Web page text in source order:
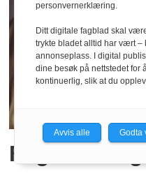
personvernerklæring.
Ditt digitale fagblad skal
trykte bladet alltid har vært
annonseplass. I digital
dine besøk på nettstedet for
kontinuerlig, slik at du
Avvis alle Godta